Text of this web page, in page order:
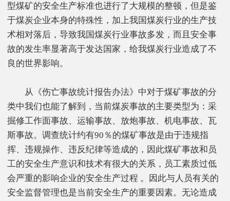
型煤矿的安全生产标准也进行了大规模的整顿，但是鉴
于煤炭企业本身的特殊性，加上我国煤炭行业的生产技
术相对落后，导致我国煤炭行业事故多发，而且安全事
故的发生率显著高于发达国家，给我煤炭行业造成了不
良的世界影响。
从《伤亡事故统计报告办法》中对于煤矿事故的分
类中我们也能了解到，当前煤炭事故的主要类型为：采
掘修工作面事故、运输事故、放炮事故、机电事故、瓦
斯事故。调查统计约有90％的煤矿事故是由于违规指
挥、违规操作、违反纪律等造成的，因此煤矿事故和员
工的安全生产意识和技术有很大的关系，员工素质过低
会严重的影响企业的安全生产过程 。因此与人员有关的
安全监督管理也是当前安全生产的重要因素。无论造成